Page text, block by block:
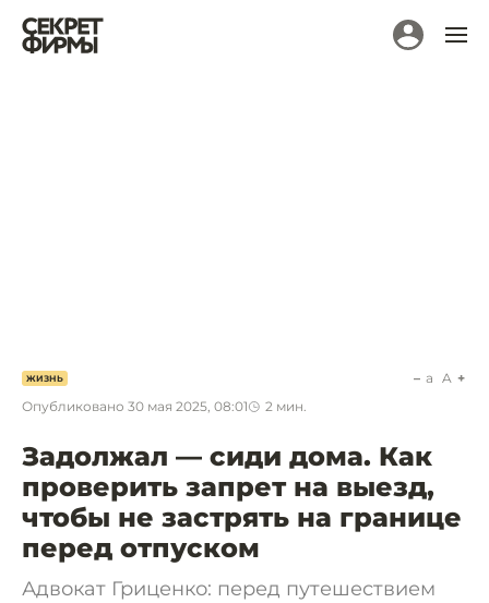
ЖИЗНЬ
Опубликовано 30 мая 2025, 08:01 2 мин.
a A
Задолжал — сиди дома. Как
проверить запрет на выезд,
чтобы не застрять на границе
перед отпуском
Адвокат Гриценко: перед путешествием